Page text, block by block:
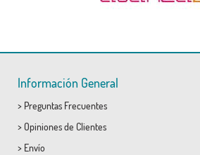
Información General
> Preguntas Frecuentes
> Opiniones de Clientes
> Envío